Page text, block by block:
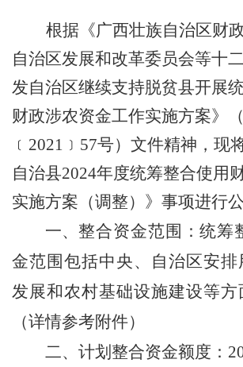
根据《广西壮族自治区财
自治区发展和改革委员会等十
发自治区继续支持脱贫县开展
财政涉农资金工作实施方案》
﹝ 2021 ﹞ 57号）文件精神 ，现
自治县2024年度统筹整合使用
实施方案 （调整） 》事项进行
一、 整合资金范围 ： 统筹
金范围包括中央、自治区安
发展和农村基础设施建设等方
（详情参考附件）
二、 计划 整合资金额度：